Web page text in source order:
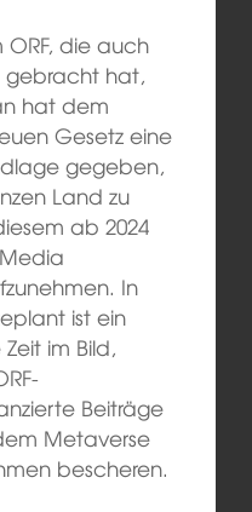
ORF, die auch
gebracht hat,
hat dem
Gesetz eine
gegeben,
Land zu
ab 2024
In
ist ein
im Bild,
Beiträge
Metaverse
bescheren.